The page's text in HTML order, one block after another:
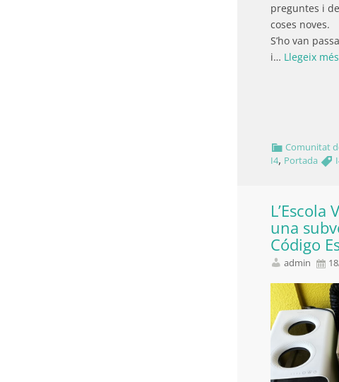
preguntes i
coses noves.
S’ho van
i… Llegeix
Comunitat
I4, Portada
L’Escola
una
Código
admin